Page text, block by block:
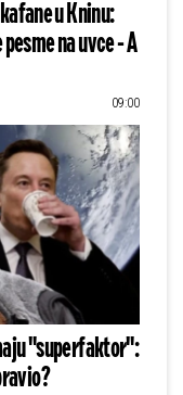
u Kninu:
na uvce - A
09:00
"superfaktor":